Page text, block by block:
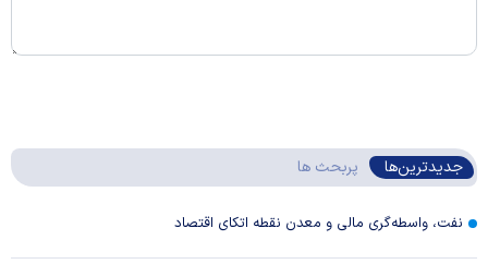
جدیدترین‌ها پربحث ها
نفت، واسطه‌گری مالی و معدن نقطه اتکای اقتصاد